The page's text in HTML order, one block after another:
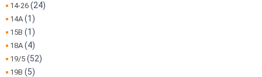
14-26 (24)
14A (1)
15B (1)
18A (4)
19/5 (52)
19B (5)